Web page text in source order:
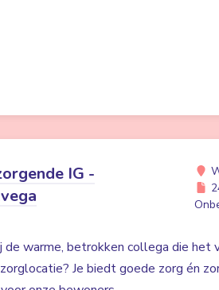
IG -
de warme, betrokken collega die het
Je biedt goede zorg én